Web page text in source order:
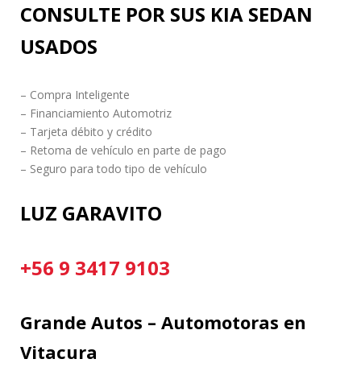
CONSULTE POR SUS KIA SEDAN
USADOS
– Compra Inteligente
– Financiamiento Automotriz
– Tarjeta débito y crédito
– Retoma de vehículo en parte de pago
– Seguro para todo tipo de vehículo
LUZ GARAVITO
+56 9 3417 9103
Grande Autos – Automotoras en
Vitacura